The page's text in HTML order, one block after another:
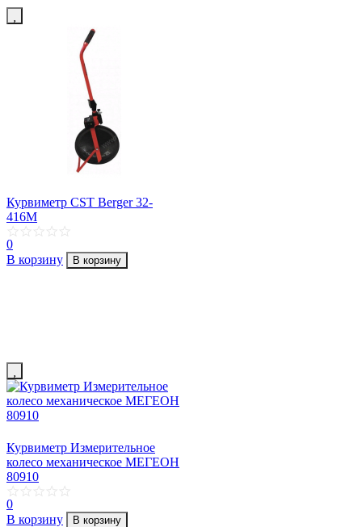
Курвиметр CST Berger 32-
416M
0
В корзину
В корзину
Курвиметр Измерительное
колесо механическое МЕГЕОН
80910
0
В корзину
В корзину